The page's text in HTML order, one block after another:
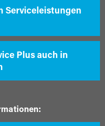
Serviceleistungen
Plus auch in